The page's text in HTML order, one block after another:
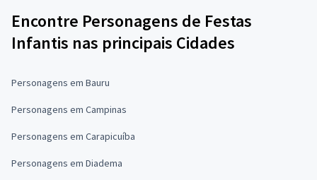
Encontre Personagens de Festas
Infantis nas principais Cidades
Personagens em Bauru
Personagens em Campinas
Personagens em Carapicuíba
Personagens em Diadema